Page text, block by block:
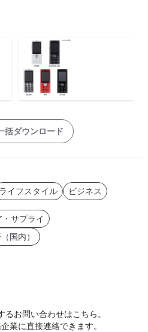
括ダウンロード
ライフスタイル ビジネス
サプライ
国内）
お問い合わせはこちら。
業に直接連絡できます。